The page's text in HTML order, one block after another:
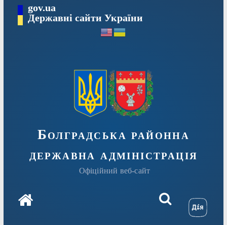
Перейтиgov.ua
Державні сайти України
Болградська районна
державна адміністрація
Офіційний веб-сайт